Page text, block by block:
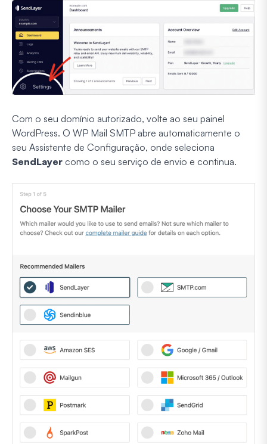
Com o seu domínio autorizado, volte ao seu painel
WordPress. O WP Mail SMTP abre automaticamente o
seu Assistente de Configuração, onde seleciona
SendLayer como o seu serviço de envio e continua.